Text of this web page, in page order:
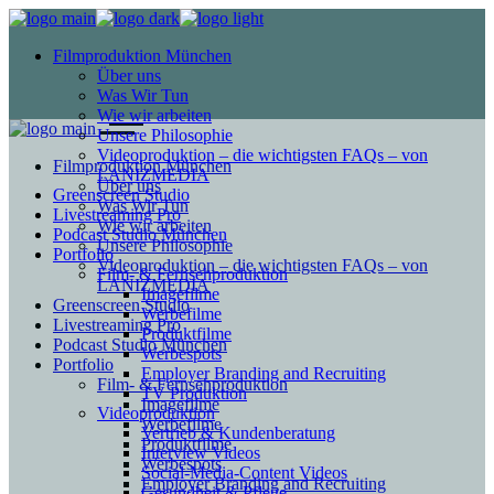
Filmproduktion München
Über uns
Was Wir Tun
Wie wir arbeiten
Unsere Philosophie
Videoproduktion – die wichtigsten FAQs – von
LANIZMEDIA
Greenscreen Studio
Livestreaming Pro
Podcast Studio München
Portfolio
Film- & Fernsehproduktion
Imagefilme
Werbefilme
Produktfilme
Werbespots
Employer Branding and Recruiting
TV Produktion
Videoproduktion
Vertrieb & Kundenberatung
Interview Videos
Social-Media-Content Videos
Filmproduktion München
Über uns
Was Wir Tun
Wie wir arbeiten
Unsere Philosophie
Videoproduktion – die wichtigsten FAQs – von
LANIZMEDIA
Greenscreen Studio
Livestreaming Pro
Podcast Studio München
Portfolio
Film- & Fernsehproduktion
Imagefilme
Werbefilme
Produktfilme
Werbespots
Employer Branding and Recruiting